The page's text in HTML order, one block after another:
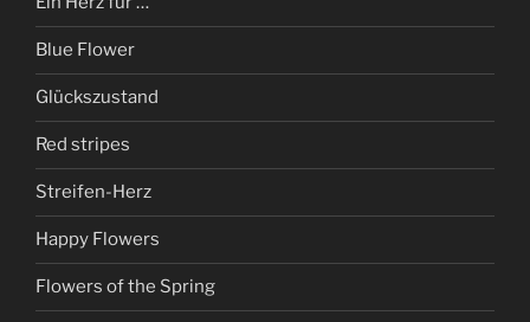
Blue Flower
Glückszustand
Red stripes
Streifen-Herz
Happy Flowers
Flowers of the Spring